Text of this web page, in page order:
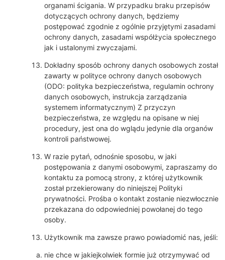
organami ścigania. W przypadku braku przepisów
dotyczących ochrony danych, będziemy
postępować zgodnie z ogólnie przyjętymi zasadami
ochrony danych, zasadami współżycia społecznego
jak i ustalonymi zwyczajami.
Dokładny sposób ochrony danych osobowych został
zawarty w polityce ochrony danych osobowych
(ODO: polityka bezpieczeństwa, regulamin ochrony
danych osobowych, instrukcja zarządzania
systemem informatycznym) Z przyczyn
bezpieczeństwa, ze względu na opisane w niej
procedury, jest ona do wglądu jedynie dla organów
kontroli państwowej.
W razie pytań, odnośnie sposobu, w jaki
postępowania z danymi osobowymi, zapraszamy do
kontaktu za pomocą strony, z której użytkownik
został przekierowany do niniejszej Polityki
prywatności. Prośba o kontakt zostanie niezwłocznie
przekazana do odpowiedniej powołanej do tego
osoby.
Użytkownik ma zawsze prawo powiadomić nas, jeśli:
nie chce w jakiejkolwiek formie już otrzymywać od